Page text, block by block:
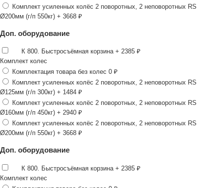
Комплект усиленных колёс 2 поворотных, 2 неповоротных RS
Ø200мм (г/п 550кг) + 3668 ₽
Доп. оборудование
К 800. Быстросъёмная корзина + 2385 ₽
Комплект колес
Комплектация товара без колес 0 ₽
Комплект усиленных колёс 2 поворотных, 2 неповоротных RS
Ø125мм (г/п 300кг) + 1484 ₽
Комплект усиленных колёс 2 поворотных, 2 неповоротных RS
Ø160мм (г/п 450кг) + 2940 ₽
Комплект усиленных колёс 2 поворотных, 2 неповоротных RS
Ø200мм (г/п 550кг) + 3668 ₽
Доп. оборудование
К 800. Быстросъёмная корзина + 2385 ₽
Комплект колес